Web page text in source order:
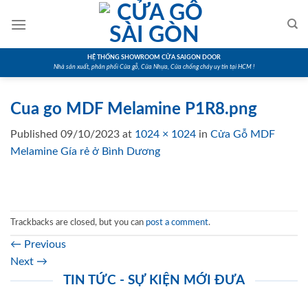
HỆ THỐNG SHOWROOM CỬA SAIGON DOOR
Nhà sản xuất, phân phối Cửa gỗ, Cửa Nhựa, Cửa chống cháy uy tín tại HCM !
Cua go MDF Melamine P1R8.png
Published 09/10/2023 at 1024 × 1024 in Cửa Gỗ MDF
Melamine Gía rẻ ở Bình Dương
Trackbacks are closed, but you can post a comment.
← Previous
Next →
TIN TỨC - SỰ KIỆN MỚI ĐƯA